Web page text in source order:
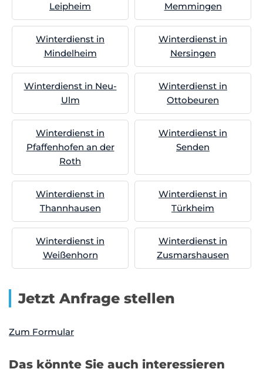
Leipheim
Memmingen
Winterdienst in
Mindelheim
Winterdienst in
Nersingen
Winterdienst in Neu-
Ulm
Winterdienst in
Ottobeuren
Winterdienst in
Pfaffenhofen an der
Roth
Winterdienst in
Senden
Winterdienst in
Thannhausen
Winterdienst in
Türkheim
Winterdienst in
Weißenhorn
Winterdienst in
Zusmarshausen
Jetzt Anfrage stellen
Zum Formular
Das könnte Sie auch interessieren